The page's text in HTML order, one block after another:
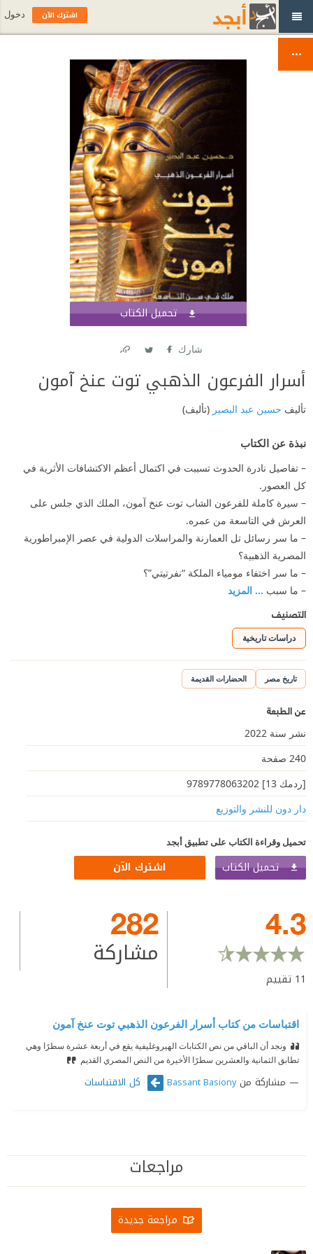
تحميل الكتاب
شارك
أسرار الفرعون الذهبي توت عنخ آمون
تأليف حسين عبد البصير (تأليف)
نبذة عن الكتاب
– تفاصيل نادرة الحدوث تسببت في اكتمال أعظم الاكتشافات الأثرية في
كل العصور.
– سيرة كاملة للفرعون الشاب توت عنخ آمون، الملك الذي جلس على
العرش في التاسعة من عمره.
– ما سر رسائل تل العمارنة والمراسلات الدولية في عصر الإمبراطورية
المصرية الذهبية؟
– ما سر اختفاء مومياء الملكة “نفرتيتي”؟
– ما سبب ... المزيد
التصنيف
دراسات تاريخية
تاريخ مصر الحضارات القديمة
عن الطبعة
نشر سنة 2022
240 صفحة
[ردمك 13] 9789778063202
دار دون للنشر والتوزيع
تحميل وقراءة الكتاب على تطبيق أبجد
تحميل الكتاب اشترك الآن
4.3
11 تقييم
282
مشاركة
اقتباسات من كتاب أسرار الفرعون الذهبي توت عنخ آمون
ونجد أن الباقي من نص الكتابات الهيروغليفية يقع في أربعة عشرة سطرًا وهي
تطابق الثمانية والعشرين سطرًا الأخيرة من النص المصري القديم
مشاركة منBassant Basiony كل الاقتباسات
مراجعات
مراجعة جديدة
اشترك الآن دخول